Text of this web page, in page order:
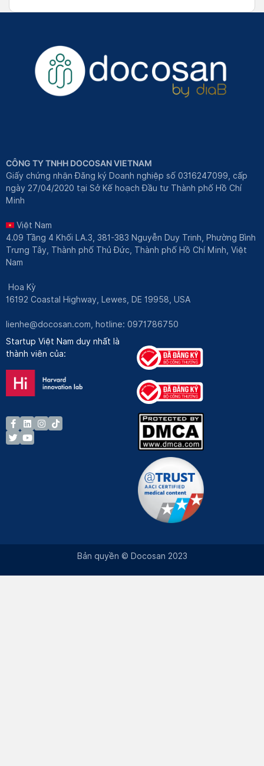
CÔNG TY TNHH DOCOSAN VIETNAM
Giấy chứng nhận Đăng ký Doanh nghiệp số 0316247099, cấp
ngày 27/04/2020 tại Sở Kế hoạch Đầu tư Thành phố Hồ Chí
Minh
Việt Nam
4.09 Tầng 4 Khối LA.3, 381-383 Nguyễn Duy Trinh, Phường Bình
Trưng Tây, Thành phố Thủ Đức, Thành phố Hồ Chí Minh, Việt
Nam
Hoa Kỳ
16192 Coastal Highway, Lewes, DE 19958, USA
lienhe@docosan.com , hotline: 0971786750
Startup Việt Nam duy nhất là
thành viên của:
Bản quyền © Docosan 2023